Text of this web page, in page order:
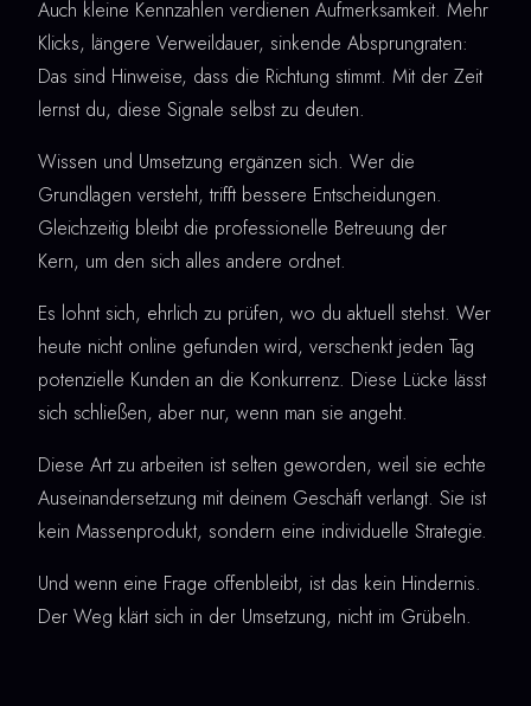
Auch kleine Kennzahlen verdienen Aufmerksamkeit. Mehr
Klicks, längere Verweildauer, sinkende Absprungraten:
Das sind Hinweise, dass die Richtung stimmt. Mit der Zeit
lernst du, diese Signale selbst zu deuten.
Wissen und Umsetzung ergänzen sich. Wer die
Grundlagen versteht, trifft bessere Entscheidungen.
Gleichzeitig bleibt die professionelle Betreuung der
Kern, um den sich alles andere ordnet.
Es lohnt sich, ehrlich zu prüfen, wo du aktuell stehst. Wer
heute nicht online gefunden wird, verschenkt jeden Tag
potenzielle Kunden an die Konkurrenz. Diese Lücke lässt
sich schließen, aber nur, wenn man sie angeht.
Diese Art zu arbeiten ist selten geworden, weil sie echte
Auseinandersetzung mit deinem Geschäft verlangt. Sie ist
kein Massenprodukt, sondern eine individuelle Strategie.
Und wenn eine Frage offenbleibt, ist das kein Hindernis.
Der Weg klärt sich in der Umsetzung, nicht im Grübeln.